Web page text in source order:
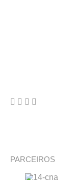
PARCEIROS